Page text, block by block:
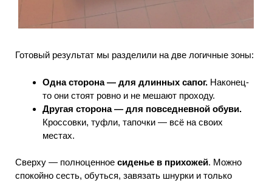
Готовый результат мы разделили на две логичные зоны:
Одна сторона — для длинных сапог. Наконец-
то они стоят ровно и не мешают проходу.
Другая сторона — для повседневной обуви.
Кроссовки, туфли, тапочки — всё на своих
местах.
Сверху — полноценное сиденье в прихожей. Можно
спокойно сесть, обуться, завязать шнурки и только